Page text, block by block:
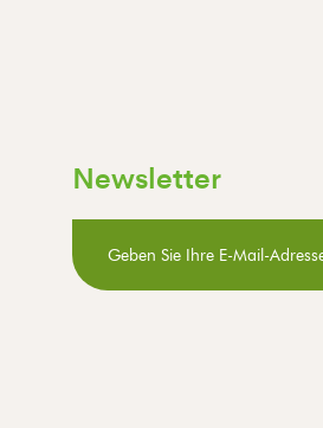
Newsletter